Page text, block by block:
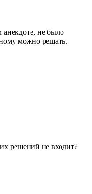
не было
можно решать.
решений не входит?